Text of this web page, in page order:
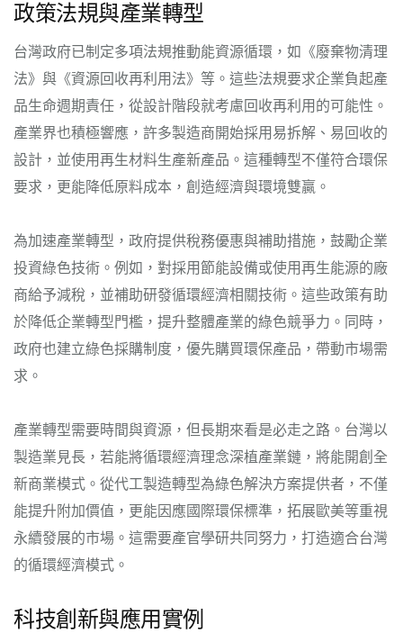
政策法規與產業轉型
台灣政府已制定多項法規推動能資源循環，如《廢棄物清理
法》與《資源回收再利用法》等。這些法規要求企業負起產
品生命週期責任，從設計階段就考慮回收再利用的可能性。
產業界也積極響應，許多製造商開始採用易拆解、易回收的
設計，並使用再生材料生產新產品。這種轉型不僅符合環保
要求，更能降低原料成本，創造經濟與環境雙贏。
為加速產業轉型，政府提供稅務優惠與補助措施，鼓勵企業
投資綠色技術。例如，對採用節能設備或使用再生能源的廠
商給予減稅，並補助研發循環經濟相關技術。這些政策有助
於降低企業轉型門檻，提升整體產業的綠色競爭力。同時，
政府也建立綠色採購制度，優先購買環保產品，帶動市場需
求。
產業轉型需要時間與資源，但長期來看是必走之路。台灣以
製造業見長，若能將循環經濟理念深植產業鏈，將能開創全
新商業模式。從代工製造轉型為綠色解決方案提供者，不僅
能提升附加價值，更能因應國際環保標準，拓展歐美等重視
永續發展的市場。這需要產官學研共同努力，打造適合台灣
的循環經濟模式。
科技創新與應用實例